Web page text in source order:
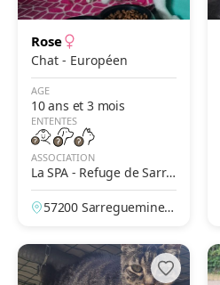
Rose
Chat - Européen
AGE
10 ans et 3 mois
ENTENTES
ASSOCIATION
La SPA - Refuge de Sarre
guemines
57200 Sarreguemines,